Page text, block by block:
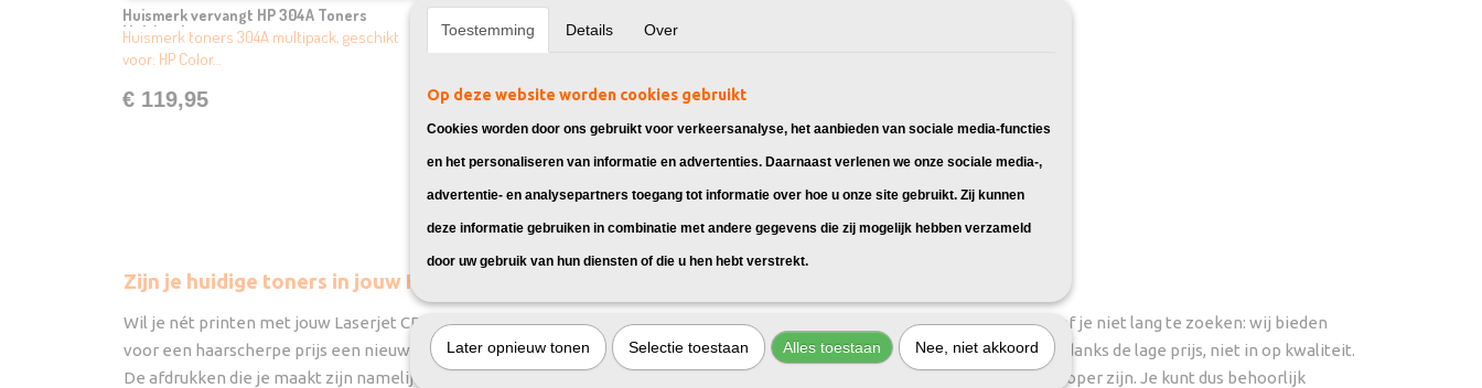
Huismerk vervangt HP 304A Toners
Multipack
Huismerk toners 304A multipack, geschikt
voor: HP Color…
€ 119,95
Huismerk vervangt HP 304A Toner Zwart
(CC-530A)
Huismerk toner cartridge 304A Zwart,
€ 39,95
Zijn je huidige toners in jouw HP Color Laserjet CP2020 al weer leeg?
Wil je nét printen met jouw Laserjet CP2020, zijn plotseling de tonercartridges alweer leeg. Voor nieuwe toner cartridges hoef je niet lang te zoeken: wij bieden
voor een haarscherpe prijs een nieuw multipack, bestaande uit vier toners: zwart, cyaan, magenta en geel. Bij ons lever je, ondanks de lage prijs, niet in op kwaliteit.
De afdrukken die je maakt zijn namelijk goed vergelijkbaar met het origineel, maar het belangrijkste is dat ze een stuk goedkoper zijn. Je kunt dus behoorlijk
Toestemming Details Over
Op deze website worden cookies gebruikt
Cookies worden door ons gebruikt voor verkeersanalyse, het aanbieden van sociale media-functies
en het personaliseren van informatie en advertenties. Daarnaast verlenen we onze sociale media-,
advertentie- en analysepartners toegang tot informatie over hoe u onze site gebruikt. Zij kunnen
deze informatie gebruiken in combinatie met andere gegevens die zij mogelijk hebben verzameld
door uw gebruik van hun diensten of die u hen hebt verstrekt.
Later opnieuw tonen Selectie toestaan Alles toestaan Nee, niet akkoord